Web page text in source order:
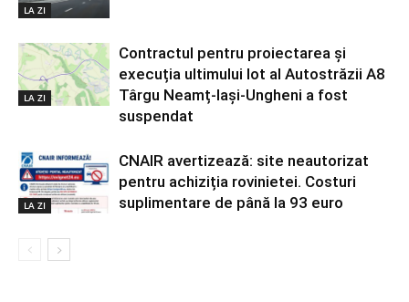
LA ZI
LA ZI
Contractul pentru proiectarea și
execuția ultimului lot al Autostrăzii A8
Târgu Neamț-Iași-Ungheni a fost
suspendat
LA ZI
CNAIR avertizează: site neautorizat
pentru achiziția rovinietei. Costuri
suplimentare de până la 93 euro